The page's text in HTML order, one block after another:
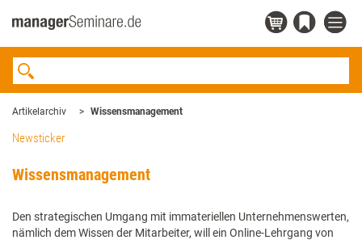
Artikelarchiv Wissensmanagement
Newsticker
Wissensmanagement
Den strategischen Umgang mit immateriellen Unternehmenswerten,
nämlich dem Wissen der Mitarbeiter, will ein Online-Lehrgang von